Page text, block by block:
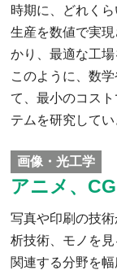
時期に、どれく
生産を数値で実
かり、最適な工
このように、数
て、最小のコス
テムを研究してい
画像・光工学
アニメ、
写真や印刷の技
析技術、モノを
関連する分野を